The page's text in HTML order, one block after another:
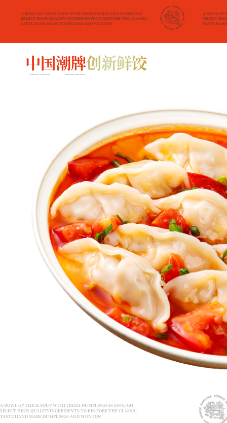
中国潮牌创新鲜饺
DUMPLINGS AND WONTON DUMPLINGS AND WONTON
A BOWL OP THICK SOUP WITH FRESH DUMPLINGS IS ENOUGH
SELECT HIGH-QUALITYINGREDIENTS TO RESTORE THE CLASSIC
TASTE HAND MADE DUMPLINGS AND WONTON